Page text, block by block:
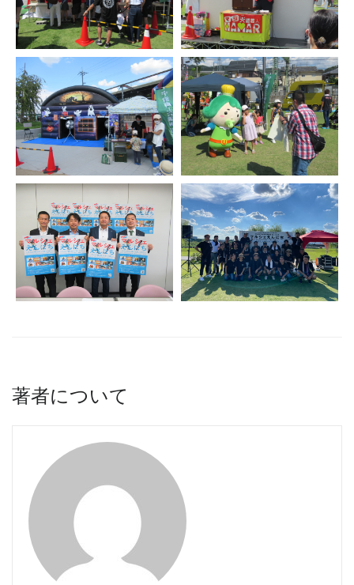
著者について